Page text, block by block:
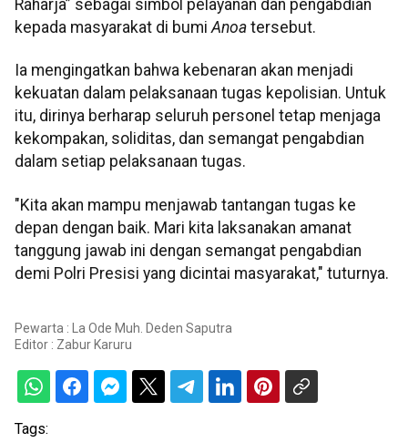
Raharja” sebagai simbol pelayanan dan pengabdian
kepada masyarakat di bumi Anoa tersebut.
Ia mengingatkan bahwa kebenaran akan menjadi
kekuatan dalam pelaksanaan tugas kepolisian. Untuk
itu, dirinya berharap seluruh personel tetap menjaga
kekompakan, soliditas, dan semangat pengabdian
dalam setiap pelaksanaan tugas.
"Kita akan mampu menjawab tantangan tugas ke
depan dengan baik. Mari kita laksanakan amanat
tanggung jawab ini dengan semangat pengabdian
demi Polri Presisi yang dicintai masyarakat," tuturnya.
Pewarta : La Ode Muh. Deden Saputra
Editor : Zabur Karuru
Tags: